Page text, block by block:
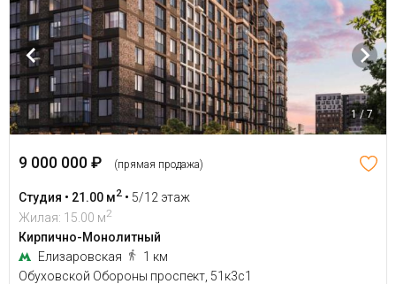
1 / 7
9 000 000 ₽ (прямая продажа)
Студия • 21.00 м2 • 5/12 этаж
Жилая: 15.00 м2
Кирпично-Монолитный
Елизаровская
1 км
Обуховской Обороны проспект, 51к3с1